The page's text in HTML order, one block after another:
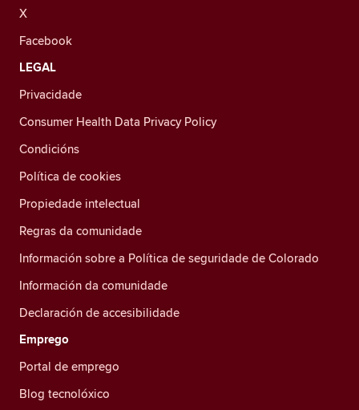
X
Facebook
LEGAL
Privacidade
Consumer Health Data Privacy Policy
Condicións
Política de cookies
Propiedade intelectual
Regras da comunidade
Información sobre a Política de seguridade de Colorado
Información da comunidade
Declaración de accesibilidade
Emprego
Portal de emprego
Blog tecnolóxico